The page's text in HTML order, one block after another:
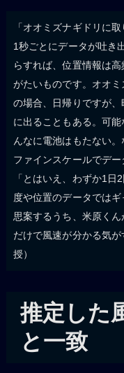
「オオミズナギドリに
1秒ごとにデータが吐き
らすれば、位置情報は
がたいものです。オオ
の場合、日帰りですが
に出ることもある。可
んなに電池はもたない
ファインスケールでデー
「とはいえ、わずか1
度や位置のデータでは
思案するうち、米原く
だけで風速が分かる気
授）
推定した
と一致